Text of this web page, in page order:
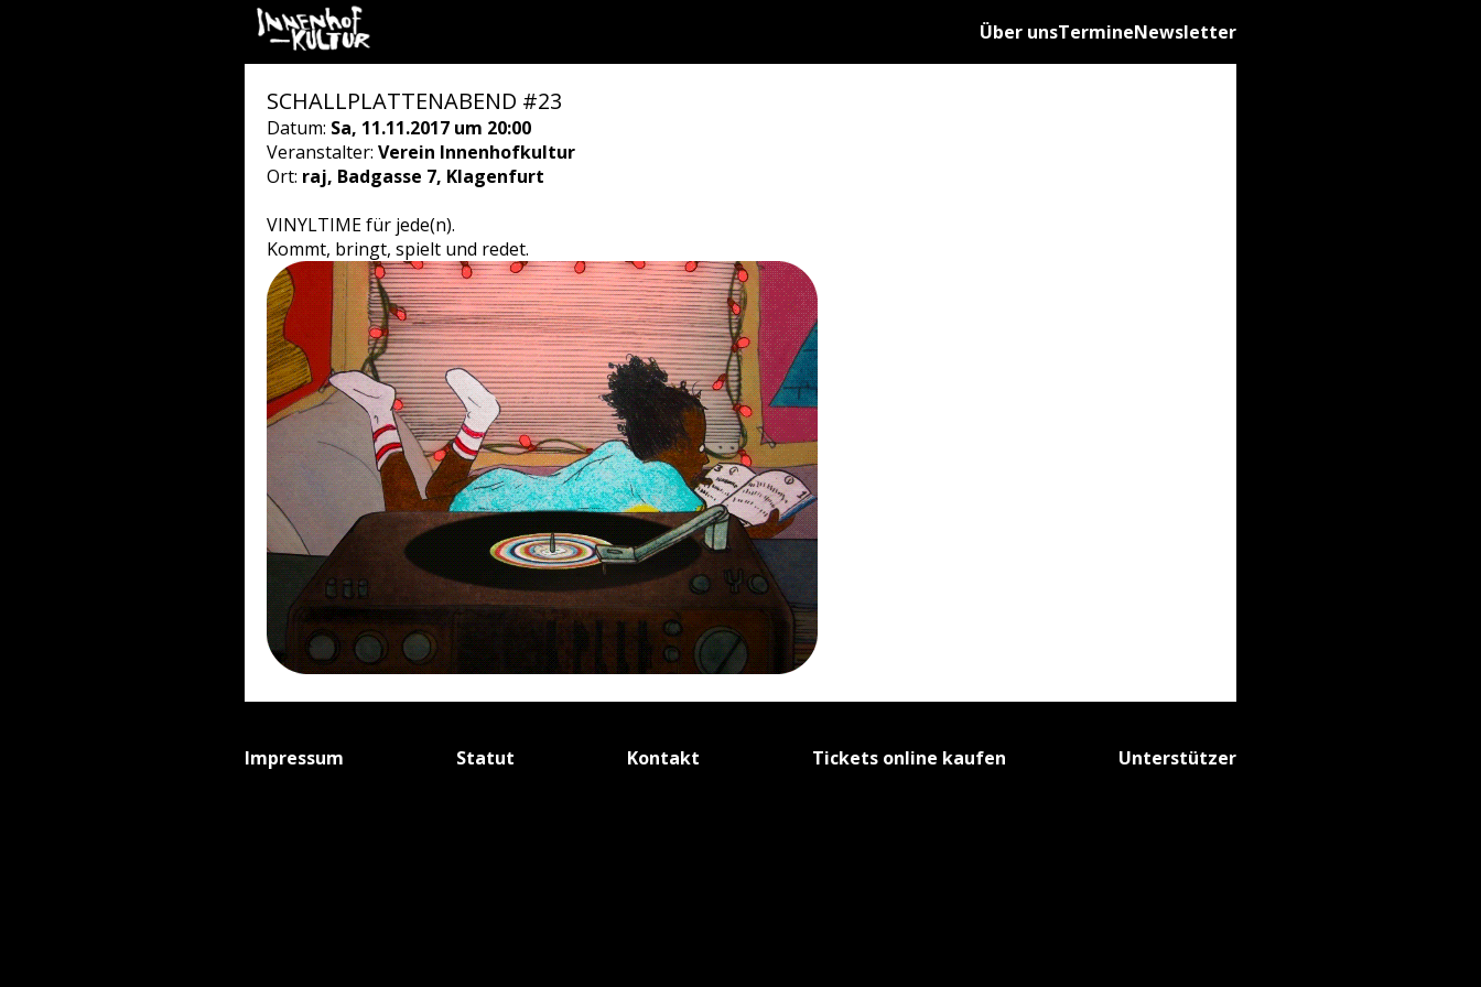
Über unsTermineNewsletter
SCHALLPLATTENABEND #23
Datum: Sa, 11.11.2017 um 20:00
Veranstalter: Verein Innenhofkultur
Ort: raj, Badgasse 7, Klagenfurt
VINYLTIME für jede(n).
Kommt, bringt, spielt und redet.
Impressum Statut Kontakt Tickets online kaufen Unterstützer